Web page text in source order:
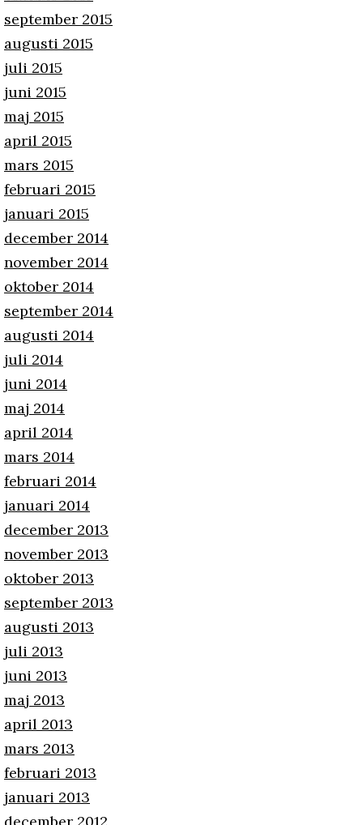
september 2015
augusti 2015
juli 2015
juni 2015
maj 2015
april 2015
mars 2015
februari 2015
januari 2015
december 2014
november 2014
oktober 2014
september 2014
augusti 2014
juli 2014
juni 2014
maj 2014
april 2014
mars 2014
februari 2014
januari 2014
december 2013
november 2013
oktober 2013
september 2013
augusti 2013
juli 2013
juni 2013
maj 2013
april 2013
mars 2013
februari 2013
januari 2013
december 2012